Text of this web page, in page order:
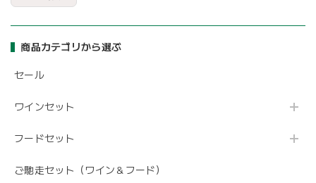
商品カテゴリから選ぶ
セール
ワインセット
フードセット
ご馳走セット（ワイン＆フード）